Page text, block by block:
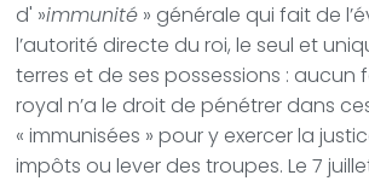
d' »immunité » générale qui fait de
l’autorité directe du roi, le seul et
terres et de ses possessions : aucun
royal n’a le droit de pénétrer dans
« immunisées » pour y exercer la
impôts ou lever des troupes. Le 7